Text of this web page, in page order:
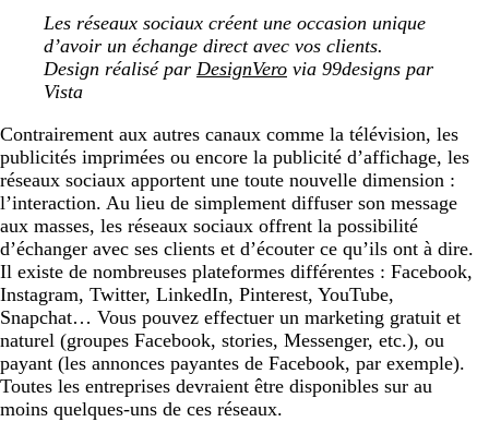
Les réseaux sociaux créent une occasion unique
d’avoir un échange direct avec vos clients.
Design réalisé par DesignVero via 99designs par
Vista
Contrairement aux autres canaux comme la télévision, les
publicités imprimées ou encore la publicité d’affichage, les
réseaux sociaux apportent une toute nouvelle dimension :
l’interaction. Au lieu de simplement diffuser son message
aux masses, les réseaux sociaux offrent la possibilité
d’échanger avec ses clients et d’écouter ce qu’ils ont à dire.
Il existe de nombreuses plateformes différentes : Facebook,
Instagram, Twitter, LinkedIn, Pinterest, YouTube,
Snapchat… Vous pouvez effectuer un marketing gratuit et
naturel (groupes Facebook, stories, Messenger, etc.), ou
payant (les annonces payantes de Facebook, par exemple).
Toutes les entreprises devraient être disponibles sur au
moins quelques-uns de ces réseaux.